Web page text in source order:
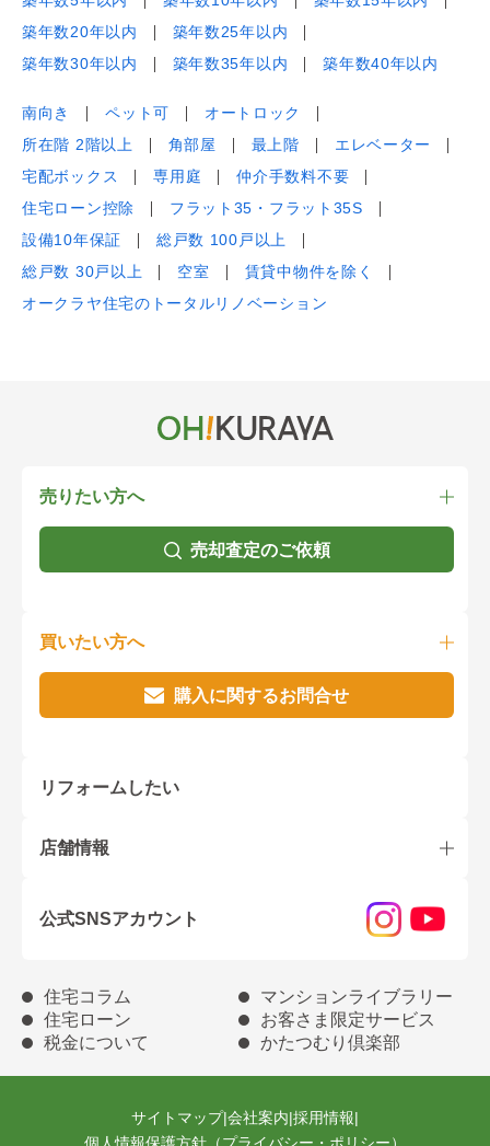
築年数20年以内
築年数25年以内
築年数30年以内
築年数35年以内 築年数40年以内
南向き ペット可
オートロック
所在階 2階以上
角部屋 最上階
エレベーター
宅配ボックス
専用庭
仲介手数料不要
住宅ローン控除
フラット35・フラット35S
設備10年保証
総戸数 100戸以上
総戸数 30戸以上
空室
賃貸中物件を除く
オークラヤ住宅のトータルリノベーション
売りたい方へ
売却査定のご依頼
買いたい方へ
購入に関するお問合せ
リフォームしたい
店舗情報
公式SNSアカウント
住宅コラム
マンションライブラリー
住宅ローン
お客さま限定サービス
税金について
かたつむり倶楽部
サイトマップ|会社案内|採用情報|